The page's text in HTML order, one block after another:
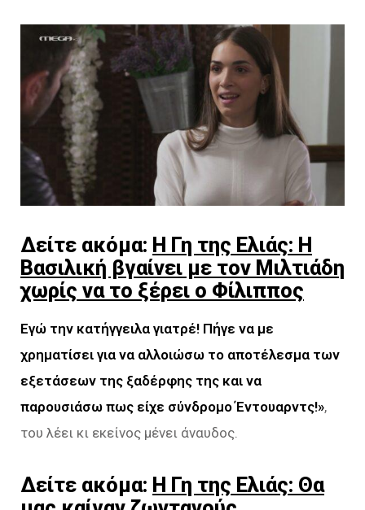
Δείτε ακόμα: Η Γη της Ελιάς: H
Βασιλική βγαίνει με τον Μιλτιάδη
χωρίς να το ξέρει ο Φίλιππος
Εγώ την κατήγγειλα γιατρέ! Πήγε να με
χρηματίσει για να αλλοιώσω το αποτέλεσμα των
εξετάσεων της ξαδέρφης της και να
παρουσιάσω πως είχε σύνδρομο Έντουαρντς!»,
του λέει κι εκείνος μένει άναυδος.
Δείτε ακόμα: Η Γη της Ελιάς: Θα